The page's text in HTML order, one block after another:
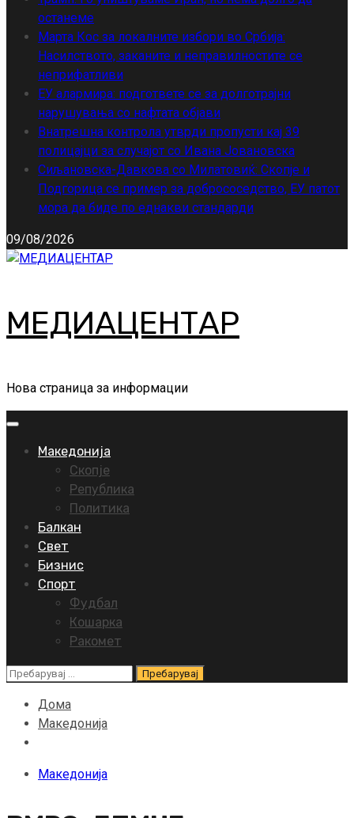
останеме
Марта Кос за локалните избори во Србија:
Насилството, заканите и неправилностите се
неприфатливи
ЕУ алармира: подгответе се за долготрајни
нарушувања со нафтата објави
Внатрешна контрола утврди пропусти кај 39
полицајци за случајот со Ивана Јовановска
Сиљановска-Давкова со Милатовиќ: Скопје и
Подгорица се пример за добрососедство, ЕУ патот
мора да биде по еднакви стандарди
09/08/2026
МЕДИАЦЕНТАР
Нова страница за информации
Primary
Македонија
Скопје
Република
Политика
Балкан
Свет
Бизнис
Спорт
Фудбал
Кошарка
Ракомет
Пребарувај
Дома
Македонија
Македонија